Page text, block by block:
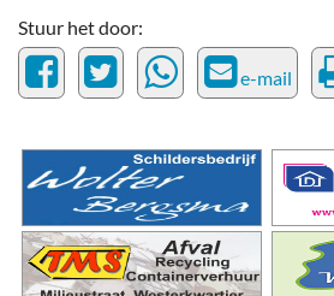
Stuur het door:
e-mail